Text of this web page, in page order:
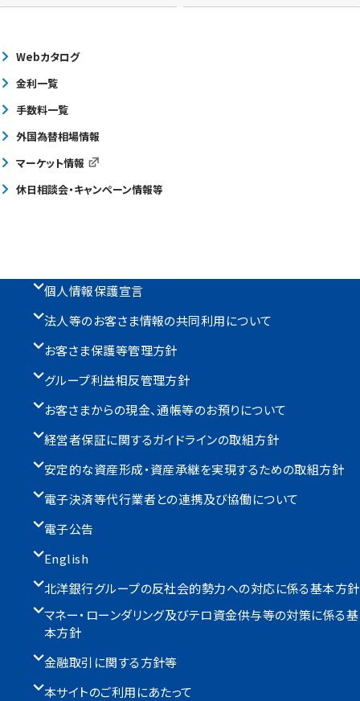
Webカタログ
金利一覧
手数料一覧
外国為替相場情報
マーケット情報
休日相談会・キャンペーン情報等
個人情報保護宣言
法人等のお客さま情報の共同利用について
お客さま保護等管理方針
グループ利益相反管理方針
お客さまからの現金、通帳等のお預りについて
経営者保証に関するガイドラインの取組方針
安定的な資産形成・資産承継を実現するための取組方針
電子決済等代行業者との連携及び協働について
電子公告
English
北洋銀行グループの反社会的勢力への対応に係る基本方針
マネー・ローンダリング及びテロ資金供与等の対策に係る基
本方針
金融取引に関する方針等
本サイトのご利用にあたって